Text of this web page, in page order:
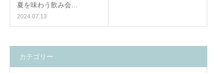
夏を味わう飲み会…
2024.07.13
カテゴリー